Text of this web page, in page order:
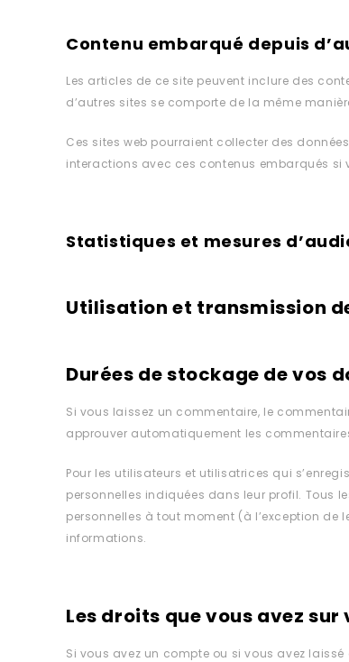
Contenu embarqué depuis
Les articles de ce site peuvent inclure des
d’autres sites se comporte de la même
Ces sites web pourraient collecter des
interactions avec ces contenus embarqués si
Statistiques et mesures
Utilisation et transmission
Durées de stockage de vos
Si vous laissez un commentaire, le
approuver automatiquement les
Pour les utilisateurs et utilisatrices qui
personnelles indiquées dans leur profil. Tous
personnelles à tout moment (à l’exception de
informations.
Les droits que vous avez sur
Si vous avez un compte ou si vous avez